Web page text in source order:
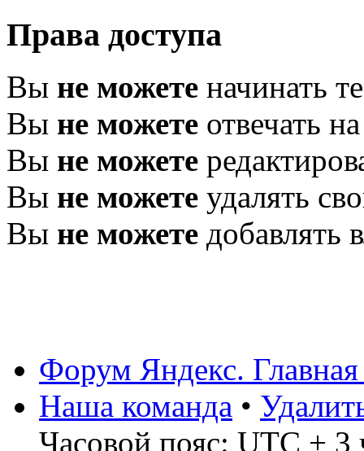
Права доступа
Вы не можете начинать
Вы не можете отвечать
Вы не можете
Вы не можете удалять
Вы не можете добавлять
Форум Яндекс.
Наша команда •
Часовой пояс: UTC + 3